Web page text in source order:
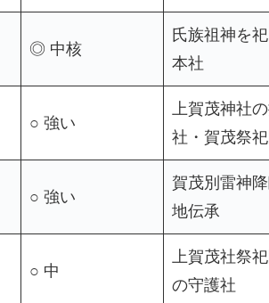
◎ 中核
氏族祖神を
本社
○ 強い
上賀茂神社
社・賀茂祭祀
○ 強い
賀茂別雷神
地伝承
○ 中
上賀茂社祭祀
の守護社